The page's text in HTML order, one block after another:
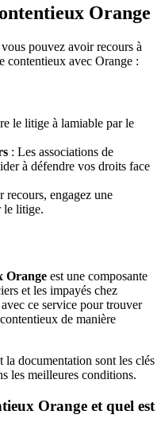
Orange
pouvez avoir recours à
contentieux avec Orange :
le litige à lamiable par le
: Les associations de
à défendre vos droits face
recours, engagez une
le litige.
Orange est une composante
et les impayés chez
ce service pour trouver
de manière
documentation sont les clés
les meilleures conditions.
Orange et quel est